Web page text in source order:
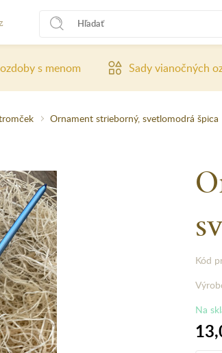
s menom Sady vianočných
Ornament strieborný, svetlomodrá špica
Kód
Na